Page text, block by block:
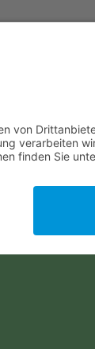
im
E-Mail